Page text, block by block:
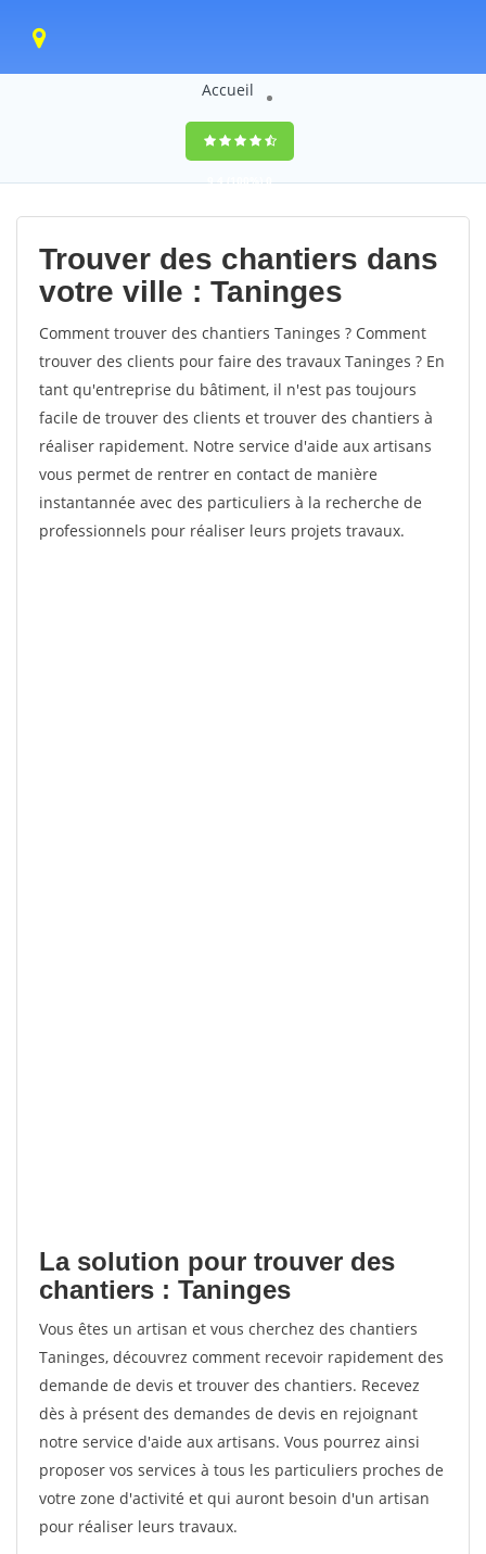
Accueil
9,4(100%)0
votes
Trouver des chantiers dans
votre ville : Taninges
Comment trouver des chantiers Taninges ? Comment
trouver des clients pour faire des travaux Taninges ? En
tant qu'entreprise du bâtiment, il n'est pas toujours
facile de trouver des clients et trouver des chantiers à
réaliser rapidement. Notre service d'aide aux artisans
vous permet de rentrer en contact de manière
instantannée avec des particuliers à la recherche de
professionnels pour réaliser leurs projets travaux.
La solution pour trouver des
chantiers : Taninges
Vous êtes un artisan et vous cherchez des chantiers
Taninges, découvrez comment recevoir rapidement des
demande de devis et trouver des chantiers. Recevez
dès à présent des demandes de devis en rejoignant
notre service d'aide aux artisans. Vous pourrez ainsi
proposer vos services à tous les particuliers proches de
votre zone d'activité et qui auront besoin d'un artisan
pour réaliser leurs travaux.